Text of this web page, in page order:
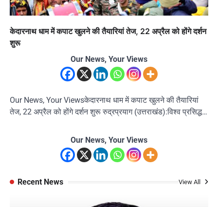
केदारनाथ धाम में कपाट खुलने की तैयारियां तेज, 22 अप्रैल को होंगे दर्शन
शुरू
Our News, Your Views
Our News, Your Viewsकेदारनाथ धाम में कपाट खुलने की तैयारियां
तेज, 22 अप्रैल को होंगे दर्शन शुरू रुद्रप्रयाग (उत्तराखंड):विश्व प्रसिद्ध…
Our News, Your Views
Recent News View All